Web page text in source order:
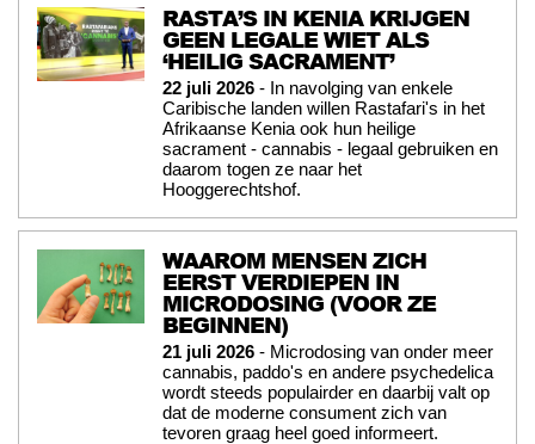
RASTA’S IN KENIA KRIJGEN
GEEN LEGALE WIET ALS
‘HEILIG SACRAMENT’
22 juli 2026 - In navolging van enkele
Caribische landen willen Rastafari's in het
Afrikaanse Kenia ook hun heilige
sacrament - cannabis - legaal gebruiken en
daarom togen ze naar het
Hooggerechtshof.
WAAROM MENSEN ZICH
EERST VERDIEPEN IN
MICRODOSING (VOOR ZE
BEGINNEN)
21 juli 2026 - Microdosing van onder meer
cannabis, paddo's en andere psychedelica
wordt steeds populairder en daarbij valt op
dat de moderne consument zich van
tevoren graag heel goed informeert.